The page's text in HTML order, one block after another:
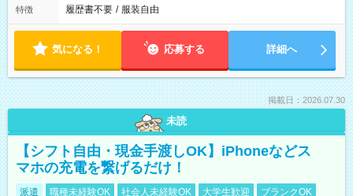
特徴 履歴書不要 / 服装自由
気になる！ 応募する 詳細へ
掲載日：2026.07.30
未読
【シフト自由・現金手渡しOK】iPhoneなどス
マホの充電を繋げるだけ！
派遣 職種未経験OK 社会人未経験OK 大学生歓迎 ブランクOK